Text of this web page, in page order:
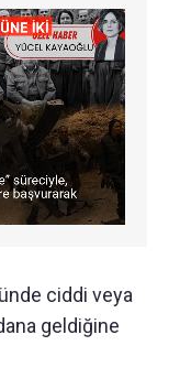
ciddi veya
geldiğine